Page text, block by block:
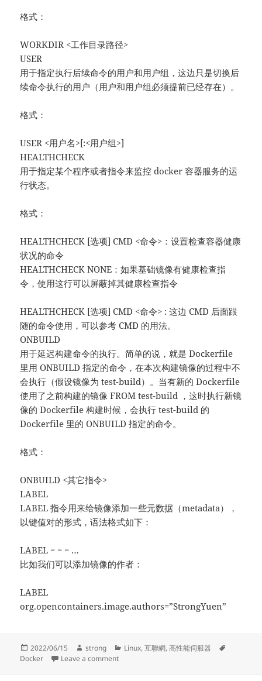
格式：
WORKDIR <工作目录路径>
USER
用于指定执行后续命令的用户和用户组，这边只是切换后
续命令执行的用户（用户和用户组必须提前已经存在）。
格式：
USER <用户名>[:<用户组>]
HEALTHCHECK
用于指定某个程序或者指令来监控 docker 容器服务的运
行状态。
格式：
HEALTHCHECK [选项] CMD <命令>：设置检查容器健康
状况的命令
HEALTHCHECK NONE：如果基础镜像有健康检查指
令，使用这行可以屏蔽掉其健康检查指令
HEALTHCHECK [选项] CMD <命令> : 这边 CMD 后面跟
随的命令使用，可以参考 CMD 的用法。
ONBUILD
用于延迟构建命令的执行。简单的说，就是 Dockerfile
里用 ONBUILD 指定的命令，在本次构建镜像的过程中不
会执行（假设镜像为 test-build）。当有新的 Dockerfile
使用了之前构建的镜像 FROM test-build ，这时执行新镜
像的 Dockerfile 构建时候，会执行 test-build 的
Dockerfile 里的 ONBUILD 指定的命令。
格式：
ONBUILD <其它指令>
LABEL
LABEL 指令用来给镜像添加一些元数据（metadata），
以键值对的形式，语法格式如下：
LABEL = = = …
比如我们可以添加镜像的作者：
LABEL
org.opencontainers.image.authors=”StrongYuen”
Posted
on
2022/06/15 Author
strong Categories
Linux,互聯網,高性能伺服器
Docker
Leave a commenton Docker Dockerfile